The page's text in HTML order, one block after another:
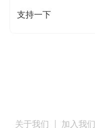
支持一下
关于我们 加入我们